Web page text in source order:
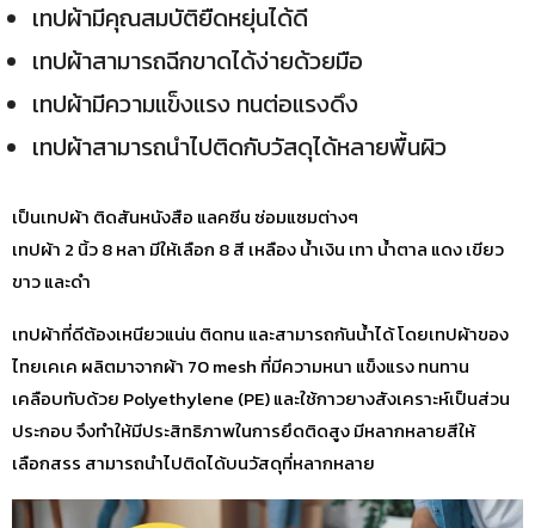
เทปผ้ามีคุณสมบัติยืดหยุ่นได้ดี
เทปผ้าสามารถฉีกขาดได้ง่ายด้วยมือ
เทปผ้ามีความแข็งแรง ทนต่อแรงดึง
เทปผ้าสามารถนำไปติดกับวัสดุได้หลายพื้นผิว
เป็นเทปผ้า ติดสันหนังสือ แลคซีน ซ่อมแซมต่างๆ
เทปผ้า 2 นิ้ว 8 หลา มีให้เลือก 8 สี เหลือง น้ำเงิน เทา น้ำตาล แดง เขียว
ขาว และดำ
เทปผ้าที่ดีต้องเหนียวแน่น ติดทน และสามารถกันน้ำได้ โดยเทปผ้าของ
ไทยเคเค ผลิตมาจากผ้า 70 mesh ที่มีความหนา แข็งแรง ทนทาน
เคลือบทับด้วย Polyethylene (PE) และใช้กาวยางสังเคราะห์เป็นส่วน
ประกอบ จึงทำให้มีประสิทธิภาพในการยึดติดสูง มีหลากหลายสีให้
เลือกสรร สามารถนำไปติดได้บนวัสดุที่หลากหลาย